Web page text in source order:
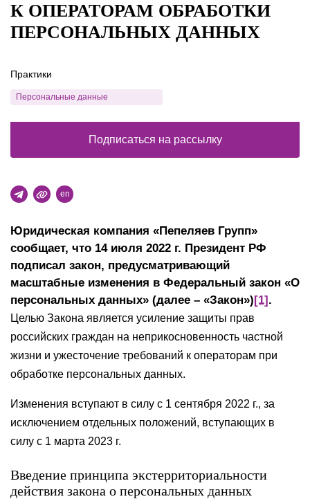
К ОПЕРАТОРАМ ОБРАБОТКИ
ПЕРСОНАЛЬНЫХ ДАННЫХ
en
Юридическая компания «Пепеляев Групп»
сообщает, что 14 июля 2022 г. Президент РФ
подписал закон, предусматривающий
масштабные изменения в Федеральный закон «О
персональных данных» (далее – «Закон»)[1].
Целью Закона является усиление защиты прав
российских граждан на неприкосновенность частной
жизни и ужесточение требований к операторам при
обработке персональных данных.
Изменения вступают в силу с 1 сентября 2022 г., за
исключением отдельных положений, вступающих в
силу с 1 марта 2023 г.
Введение принципа экстерриториальности
действия закона о персональных данных
Практики
Персональные данные
Подписаться на рассылку